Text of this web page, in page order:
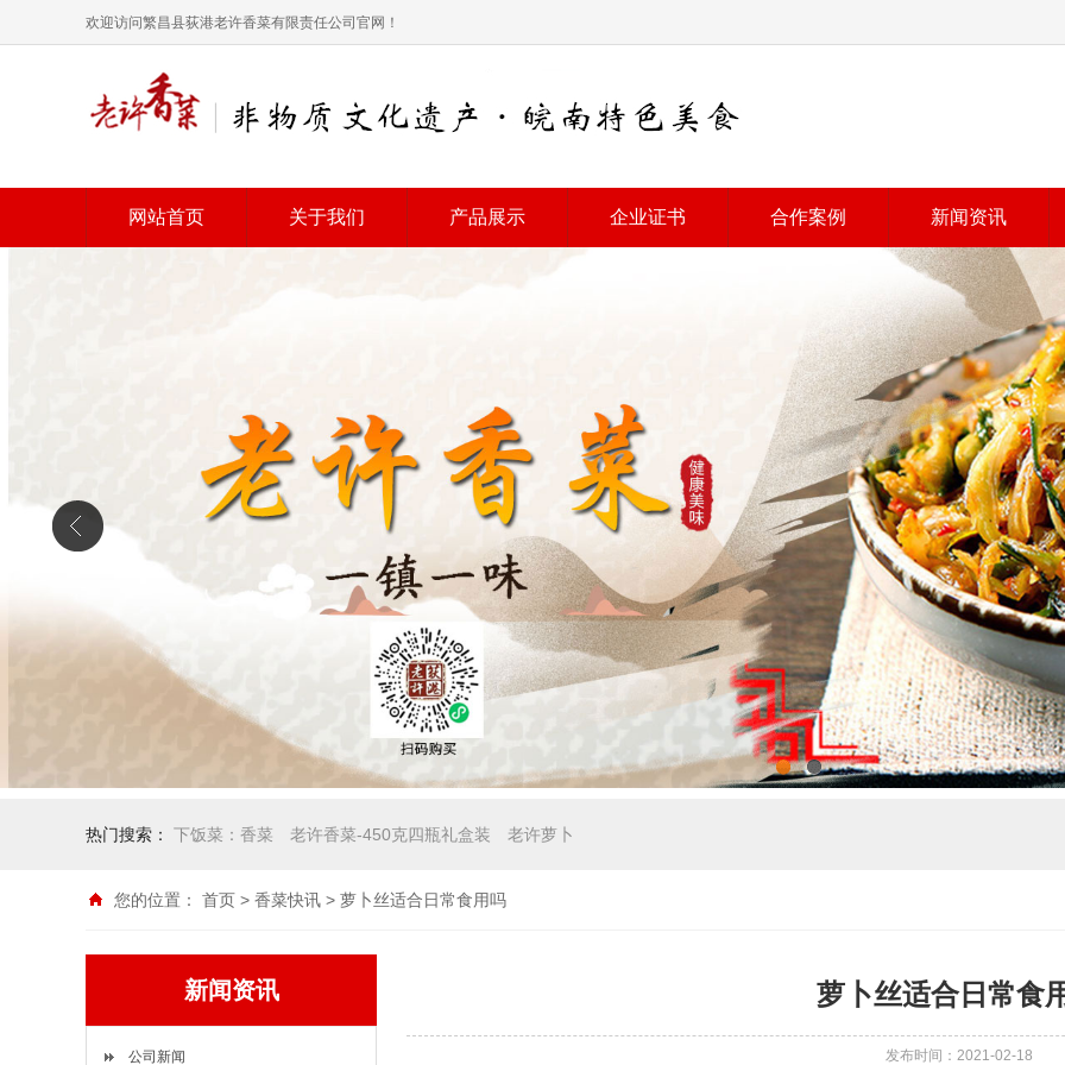
欢迎访问繁昌县荻港老许香菜有限责任公司官网！
网站首页 关于我们 产品展示 企业证书 合作案例 新闻资讯
1 2
热门搜索： 下饭菜：香菜 老许香菜-450克四瓶礼盒装 老许萝卜
您的位置： 首页 > 香菜快讯 > 萝卜丝适合日常食用吗
新闻资讯
公司新闻
萝卜丝适合日常食
发布时间：2021-02-18